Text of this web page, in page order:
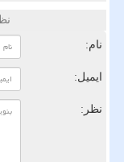
نام:
ایمیل:
نظر: